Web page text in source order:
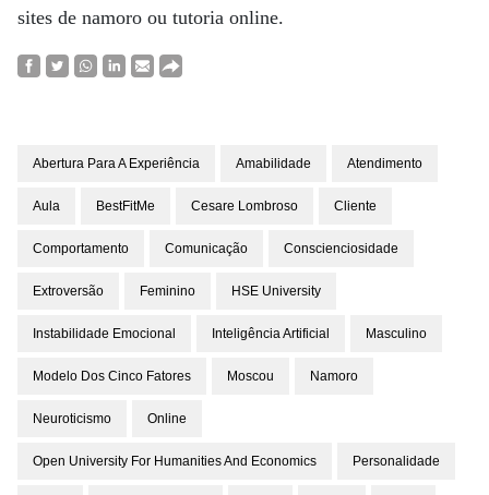
sites de namoro ou tutoria online.
Abertura Para A Experiência Amabilidade Atendimento
Aula BestFitMe Cesare Lombroso Cliente
Comportamento Comunicação Conscienciosidade
Extroversão Feminino HSE University
Instabilidade Emocional Inteligência Artificial Masculino
Modelo Dos Cinco Fatores Moscou Namoro
Neuroticismo Online
Open University For Humanities And Economics Personalidade